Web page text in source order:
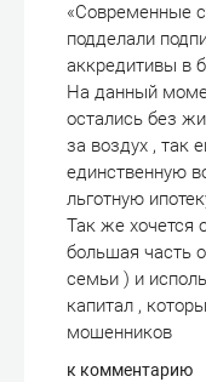
«Современные
подделали
аккредитивы в
На данный
остались без
за воздух , так
единственную
льготную
Так же хочется
большая часть
семьи ) и
капитал ,
мошенников
к комментарию